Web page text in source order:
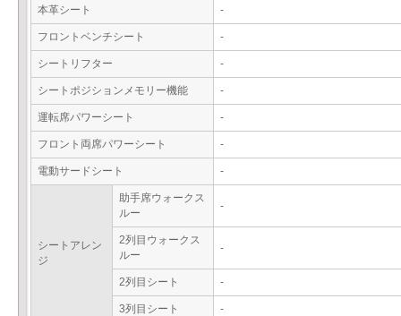
本革シート -
フロントベンチシート -
シートリフター -
シートポジションメモリー機能 -
運転席パワーシート -
フロント両席パワーシート -
電動サードシート -
シートアレン
ジ
助手席ウォークス
ルー
-
2列目ウォークス
ルー
-
2列目シート -
3列目シート -